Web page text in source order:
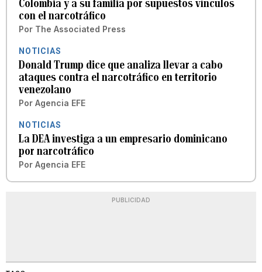
Colombia y a su familia por supuestos vínculos
con el narcotráfico
Por The Associated Press
NOTICIAS
Donald Trump dice que analiza llevar a cabo
ataques contra el narcotráfico en territorio
venezolano
Por Agencia EFE
NOTICIAS
La DEA investiga a un empresario dominicano
por narcotráfico
Por Agencia EFE
PUBLICIDAD